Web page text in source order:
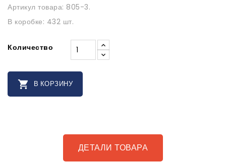
Артикул товара: 805-3.
В коробке: 432 шт.
Количество
 В КОРЗИНУ
ДЕТАЛИ ТОВАРА